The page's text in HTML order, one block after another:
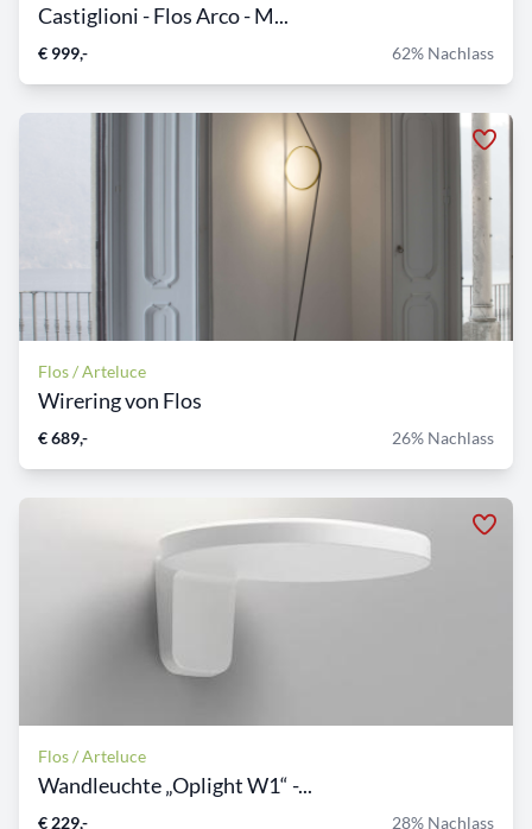
Castiglioni - Flos Arco - M...
€ 999,- 62% Nachlass
Flos / Arteluce
Wirering von Flos
€ 689,- 26% Nachlass
Flos / Arteluce
Wandleuchte „Oplight W1“ -...
€ 229,- 28% Nachlass